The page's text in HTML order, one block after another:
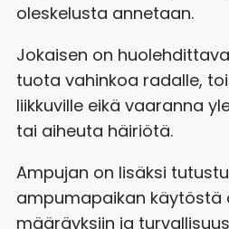
oleskelusta annetaan.
Jokaisen on
tuota vahinkoa radalle,
liikkuville eikä vaaranna
tai aiheuta häiriötä.
Ampujan on lisäksi
ampumapaikan käytöstä
määräyksiin ja